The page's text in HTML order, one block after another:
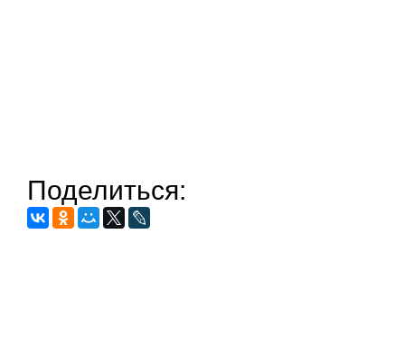
Поделиться: